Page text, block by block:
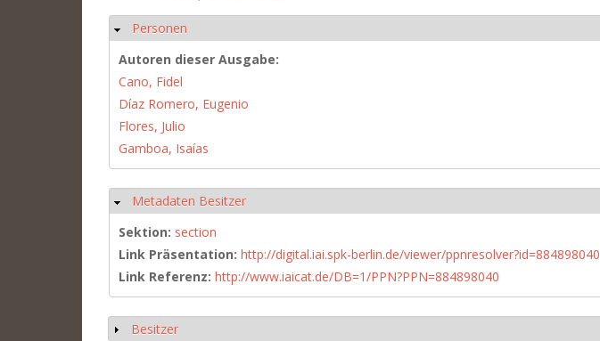
Ausblenden
Personen
Autoren dieser Ausgabe:
Cano, Fidel
Díaz Romero, Eugenio
Flores, Julio
Gamboa, Isaías
Ausblenden
Metadaten Besitzer
Sektion: section
Link Präsentation: http://digital.iai.spk-berlin.de/viewer/ppnresolver?id=884898040
Link Referenz: http://www.iaicat.de/DB=1/PPN?PPN=884898040
Anzeigen
Besitzer